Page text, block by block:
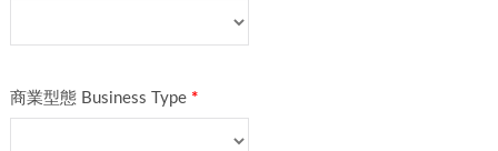
商業型態 Business Type *